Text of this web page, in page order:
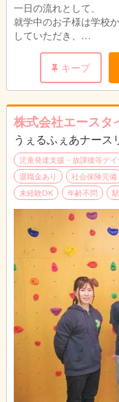
一日の流れとして、
就学中のお子様は学校
していただき、
施設にいる間は、学校
の際、一緒に考える手
個人・個人に合わせた
だきます。
帰りは、送迎スタッフ
フと送迎スタッフは別
障がいをお持ちのお子
です。
その苦手なことを一緒
す。
キープ
株式会社エースタ
うぇるふぇあナー
児童発達支援・放課後等デ
退職金あり
社会保険完備
未経験OK
年齢不問